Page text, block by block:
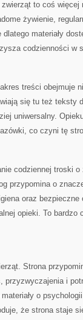
to coś więcej
żywienie,
materiały
codzienności w
treści obejmuje
się tu też teksty
uniwersalny.
co czyni tę
codziennej troski
przypomina o
oraz
opieki. To bardzo
Strona
i
o
że strona staje